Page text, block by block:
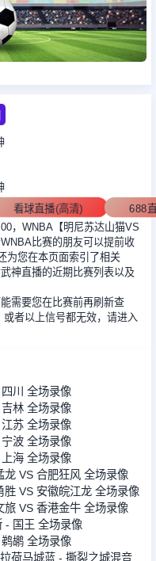
看球直播(高清) 688
，WNBA【明尼苏达山猫VS
比赛的朋友可以提前收
为您在本页面索引了相关
神直播的近期比赛列表以及
需要您在比赛前再刷新查
者以上信号都无效，请进入
川 全场录像
林 全场录像
苏 全场录像
波 全场录像
海 全场录像
VS 合肥狂风 全场录像
VS 安徽皖江龙 全场录像
VS 香港金牛 全场录像
- 国王 全场录像
鹕 全场录像